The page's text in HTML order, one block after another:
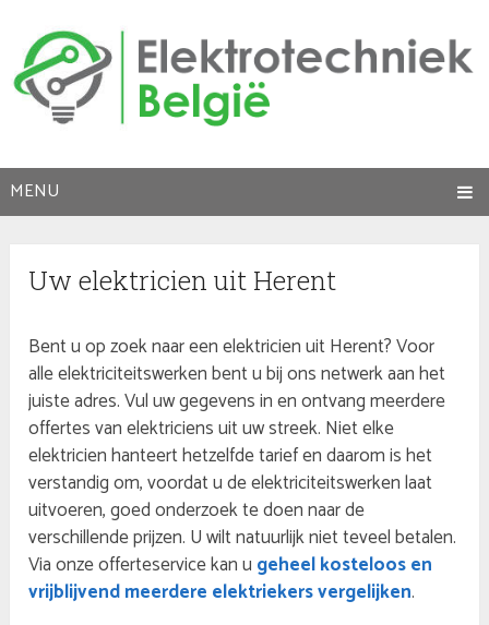
MENU
Uw elektricien uit Herent
Bent u op zoek naar een elektricien uit Herent? Voor
alle elektriciteitswerken bent u bij ons netwerk aan het
juiste adres. Vul uw gegevens in en ontvang meerdere
offertes van elektriciens uit uw streek. Niet elke
elektricien hanteert hetzelfde tarief en daarom is het
verstandig om, voordat u de elektriciteitswerken laat
uitvoeren, goed onderzoek te doen naar de
verschillende prijzen. U wilt natuurlijk niet teveel betalen.
Via onze offerteservice kan u geheel kosteloos en
vrijblijvend meerdere elektriekers vergelijken.